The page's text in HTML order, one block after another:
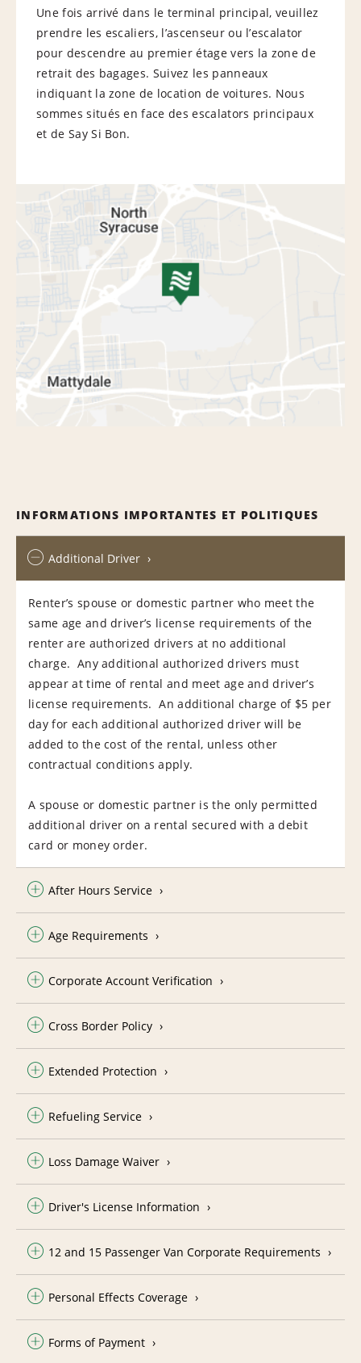
Une fois arrivé dans le terminal principal, veuillez
prendre les escaliers, l’ascenseur ou l’escalator
pour descendre au premier étage vers la zone de
retrait des bagages. Suivez les panneaux
indiquant la zone de location de voitures. Nous
sommes situés en face des escalators principaux
et de Say Si Bon.
INFORMATIONS IMPORTANTES ET POLITIQUES
Additional Driver
Renter’s spouse or domestic partner who meet the
same age and driver’s license requirements of the
renter are authorized drivers at no additional
charge. Any additional authorized drivers must
appear at time of rental and meet age and driver’s
license requirements. An additional charge of $5 per
day for each additional authorized driver will be
added to the cost of the rental, unless other
contractual conditions apply.
A spouse or domestic partner is the only permitted
additional driver on a rental secured with a debit
card or money order.
After Hours Service
Age Requirements
Corporate Account Verification
Cross Border Policy
Extended Protection
Refueling Service
Loss Damage Waiver
Driver's License Information
12 and 15 Passenger Van Corporate Requirements
Personal Effects Coverage
Forms of Payment